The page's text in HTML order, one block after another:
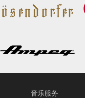
音乐服务